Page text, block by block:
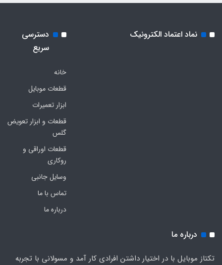
نماد اعتماد الکترونیک
دسترسی
سریع
خانه
قطعات موبایل
ابزار تعمیرات
قطعات و ابزار تعویض
گلس
قطعات اوراقی و
روکاری
وسایل جانبی
تماس با ما
درباره ما
درباره ما
تکتاز موبایل با در اختیار داشتن افرادی کار آمد و مسولانی با تجربه